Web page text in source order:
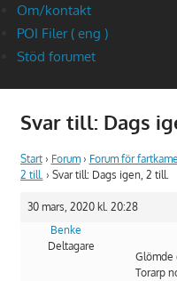
Om/kontakt
POI Filer ( eng )
Stöd forumet
Svar till: Dags
Start › Forum › Forum för
2 till. › Svar till: Dags igen, 2 till.
30 mars, 2020 kl. 20:28
Benke
Deltagare
Glömde
Torarp